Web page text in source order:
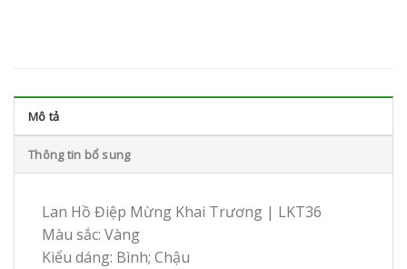
Mô tả
Thông tin bổ sung
Lan Hồ Điệp Mừng Khai Trương | LKT36
Màu sắc: Vàng
Kiểu dáng: Bình; Chậu